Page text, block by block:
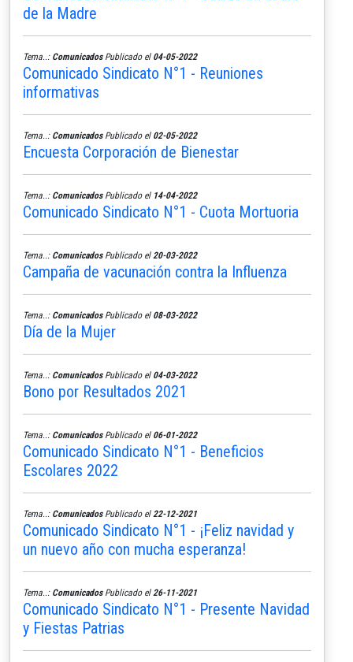
de la Madre
Tema..: ComunicadosPublicado el 04-05-2022
Comunicado Sindicato N°1 - Reuniones
informativas
Tema..: ComunicadosPublicado el 02-05-2022
Encuesta Corporación de Bienestar
Tema..: ComunicadosPublicado el 14-04-2022
Comunicado Sindicato N°1 - Cuota Mortuoria
Tema..: ComunicadosPublicado el 20-03-2022
Campaña de vacunación contra la Influenza
Tema..: ComunicadosPublicado el 08-03-2022
Día de la Mujer
Tema..: ComunicadosPublicado el 04-03-2022
Bono por Resultados 2021
Tema..: ComunicadosPublicado el 06-01-2022
Comunicado Sindicato N°1 - Beneficios
Escolares 2022
Tema..: ComunicadosPublicado el 22-12-2021
Comunicado Sindicato N°1 - ¡Feliz navidad y
un nuevo año con mucha esperanza!
Tema..: ComunicadosPublicado el 26-11-2021
Comunicado Sindicato N°1 - Presente Navidad
y Fiestas Patrias